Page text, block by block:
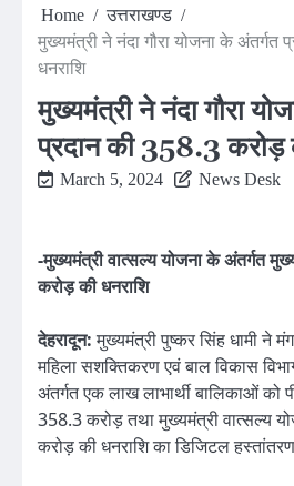
Home
उत्तराखण्ड
मुख्यमंत्री ने नंदा गौरा योजना के अंतर्गत
धनराशि
मुख्यमंत्री ने नंदा गौरा
प्रदान की 358.3 करोड़
March 5, 2024 News Desk
-मुख्यमंत्री वात्सल्य योजना के अंतर्गत
करोड़ की धनराशि
देहरादून:मुख्यमंत्री पुष्कर सिंह धामी ने
महिला सशक्तिकरण एवं बाल विकास
अंतर्गत एक लाख लाभार्थी बालिकाओं को
358.3 करोड़ तथा मुख्यमंत्री वात्सल्य
करोड़ की धनराशि का डिजिटल